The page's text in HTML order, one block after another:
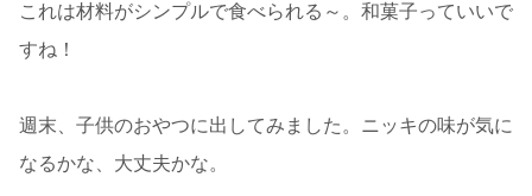
これは材料がシンプルで食べられる～。和菓子っていいで
すね！
週末、子供のおやつに出してみました。ニッキの味が気に
なるかな、大丈夫かな。